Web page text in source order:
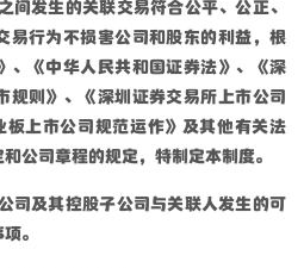
间发生的关联交易符合公平、公正、
易行为不损害公司和股东的利益，根
、《中华人民共和国证券法》、《深
规则》、《深圳证券交易所上市公司
上市公司规范运作》及其他有关法
公司章程的规定，特制定本制度。
司及其控股子公司与关联人发生的可
。